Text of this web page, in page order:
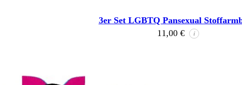
3er Set LGBTQ Pansexual
11,00€ i